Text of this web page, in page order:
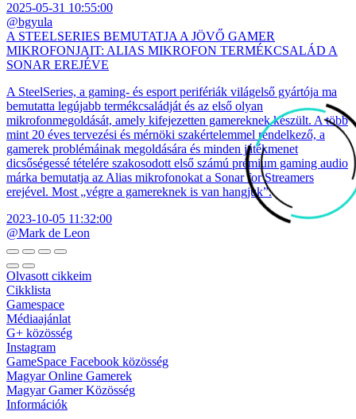
2025-05-31 10:55:00
@bgyula
A STEELSERIES BEMUTATJA A JÖVŐ GAMER
MIKROFONJAIT: ALIAS MIKROFON TERMÉKCSALÁD A
SONAR EREJÉVE
A SteelSeries, a gaming- és esport perifériák világelső gyártója ma
bemutatta legújabb termékcsaládját és az első olyan
mikrofonmegoldását, amely kifejezetten gamereknek készült. A több
mint 20 éves tervezési és mérnöki szakértelemmel rendelkező, a
gamerek problémáinak megoldására és minden játékmenet
dicsőségessé tételére szakosodott első számú prémium gaming audio
márka bemutatja az Alias mikrofonokat a Sonar for Streamers
erejével. Most „végre a gamereknek is van hangjuk”.
2023-10-05 11:32:00
@Mark de Leon
Olvasott cikkeim
Cikklista
Gamespace
Médiaajánlat
G+ közösség
Instagram
GameSpace Facebook közösség
Magyar Online Gamerek
Magyar Gamer Közösség
Információk